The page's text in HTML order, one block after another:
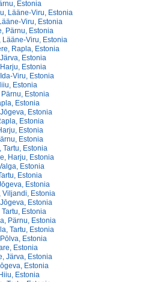
Estonia
Lääne-Viru, Estonia
Viru, Estonia
Pärnu, Estonia
Lääne-Viru, Estonia
Rapla, Estonia
Estonia
Estonia
Viru, Estonia
Estonia
Pärnu, Estonia
Estonia
Estonia
Estonia
Estonia
Estonia
Tartu, Estonia
Harju, Estonia
Estonia
Estonia
Estonia
Viljandi, Estonia
Estonia
Tartu, Estonia
Pärnu, Estonia
Tartu, Estonia
Estonia
Estonia
Järva, Estonia
Estonia
Estonia